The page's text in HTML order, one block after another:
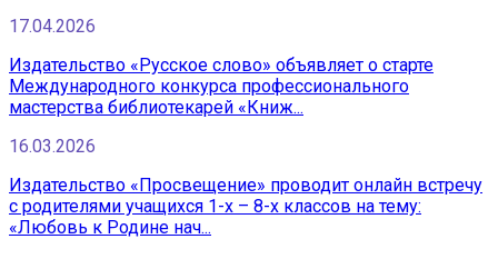
17.04.2026
Издательство «Русское слово» объявляет о старте
Международного конкурса профессионального
мастерства библиотекарей «Книж...
16.03.2026
Издательство «Просвещение» проводит онлайн встречу
с родителями учащихся 1-х – 8-х классов на тему:
«Любовь к Родине нач...